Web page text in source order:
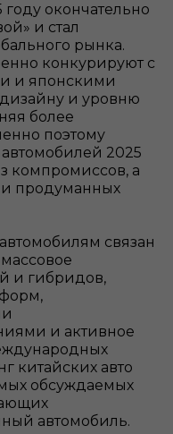
окончательно
и стал
рынка.
конкурируют с
и японскими
и уровню
более
поэтому
2025
компромиссов, а
и продуманных
связан
и гибридов,
и активное
китайских авто
обсуждаемых
автомобиль.